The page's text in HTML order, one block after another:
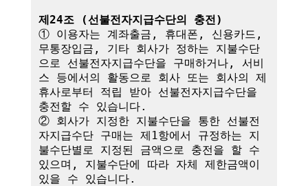
제24조 (선불전자지급수단의 충전)
① 이용자는 계좌출금, 휴대폰, 신용카드,
무통장입금, 기타 회사가 정하는 지불수단
으로 선불전자지급수단을 구매하거나, 서비
스 등에서의 활동으로 회사 또는 회사의 제
휴사로부터 적립 받아 선불전자지급수단을
충전할 수 있습니다.
② 회사가 지정한 지불수단을 통한 선불전
자지급수단 구매는 제1항에서 규정하는 지
불수단별로 지정된 금액으로 충전을 할 수
있으며, 지불수단에 따라 자체 제한금액이
있을 수 있습니다.